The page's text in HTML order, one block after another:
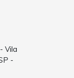
Vila
-